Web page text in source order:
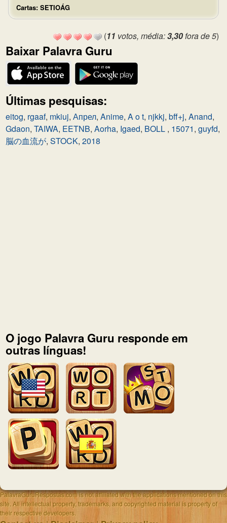
Cartas: SETIOÁG
(11 votos, média:3,30fora de 5)
Baixar Palavra Guru
Últimas pesquisas:
eitog, rgaaf, mkiuj, Апрел, Anime, A o t, njkkj, bff+j, Anand,
Gdaon, TAIWA, EETNB, Aorha, Igaed, BOLL , 15071, guyfd,
脳の血流が, STOCK, 2018
O jogo Palavra Guru responde em
outras línguas!
PalavraGuruRespostas.com is not affiliated with the applications mentioned on this
site. All intellectual property, trademarks, and copyrighted material is property of
their respective developers.